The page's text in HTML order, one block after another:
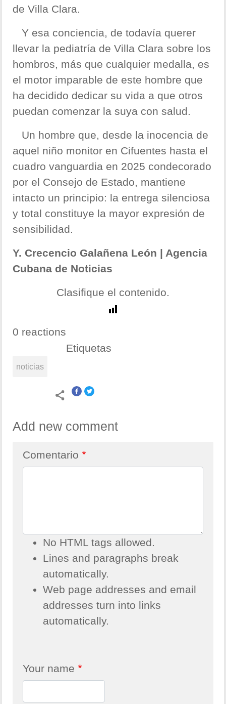
de Villa Clara.
Y esa conciencia, de todavía querer
llevar la pediatría de Villa Clara sobre los
hombros, más que cualquier medalla, es
el motor imparable de este hombre que
ha decidido dedicar su vida a que otros
puedan comenzar la suya con salud.
Un hombre que, desde la inocencia de
aquel niño monitor en Cifuentes hasta el
cuadro vanguardia en 2025 condecorado
por el Consejo de Estado, mantiene
intacto un principio: la entrega silenciosa
y total constituye la mayor expresión de
sensibilidad.
Y. Crecencio Galañena León | Agencia
Cubana de Noticias
Clasifique el contenido.
0 reactions
Etiquetas
noticias
Add new comment
Comentario
No HTML tags allowed.
Lines and paragraphs break
automatically.
Web page addresses and email
addresses turn into links
automatically.
Your name